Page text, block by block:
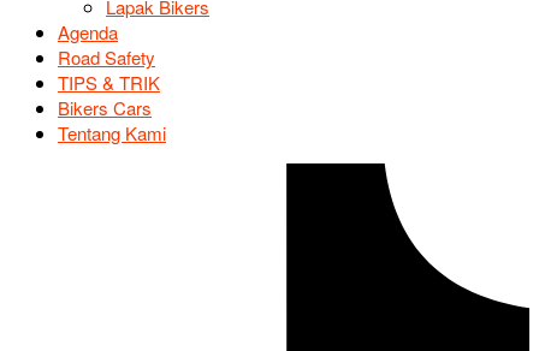
Lapak Bikers
Agenda
Road Safety
TIPS & TRIK
Bikers Cars
Tentang Kami